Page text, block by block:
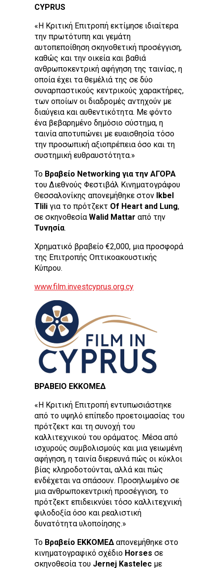
CYPRUS
«Η Κριτική Επιτροπή εκτίμησε ιδιαίτερα
την πρωτότυπη και γεμάτη
αυτοπεποίθηση σκηνοθετική προσέγγιση,
καθώς και την οικεία και βαθιά
ανθρωποκεντρική αφήγηση της ταινίας, η
οποία έχει τα θεμέλιά της σε δύο
συναρπαστικούς κεντρικούς χαρακτήρες,
των οποίων οι διαδρομές αντηχούν με
διαύγεια και αυθεντικότητα. Με φόντο
ένα βεβαρημένο δημόσιο σύστημα, η
ταινία αποτυπώνει με ευαισθησία τόσο
την προσωπική αξιοπρέπεια όσο και τη
συστημική ευθραυστότητα.»
Το Βραβείο Networking για την ΑΓΟΡΑ
του Διεθνούς Φεστιβάλ Κινηματογράφου
Θεσσαλονίκης απονεμήθηκε στον Ikbel
Tlili για το πρότζεκτ Of Heart and Lung
σε σκηνοθεσία Walid Mattar από την
Τυνησία
Χρηματικό βραβείο €2,000, μια προσφορά
της Επιτροπής Οπτικοακουστικής
Κύπρου.
www.film.investcyprus.org.cy
ΒΡΑΒΕΙΟ ΕΚΚΟΜΕΔ
«Η Κριτική Επιτροπή εντυπωσιάστηκε
από το υψηλό επίπεδο προετοιμασίας του
πρότζεκτ και τη συνοχή του
καλλιτεχνικού του οράματος. Μέσα από
ισχυρούς συμβολισμούς και μια γειωμένη
αφήγηση, η ταινία διερευνά πώς οι κύκλοι
βίας κληροδοτούνται, αλλά και πώς
ενδέχεται να σπάσουν. Προσηλωμένο σε
μια ανθρωποκεντρική προσέγγιση, το
πρότζεκτ επιδεικνύει τόσο καλλιτεχνική
φιλοδοξία όσο και ρεαλιστική
δυνατότητα υλοποίησης.»
Το Βραβείο ΕΚΚΟΜΕΔ απονεμήθηκε στο
κινηματογραφικό σχέδιο Horses σε
σκηνοθεσία του Jernej Kastelec με